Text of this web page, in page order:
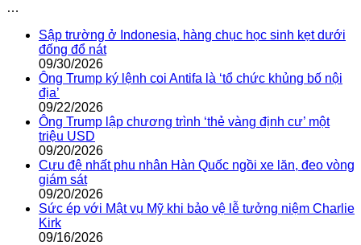
…
Sập trường ở Indonesia, hàng chục học sinh kẹt dưới
đống đổ nát
09/30/2026
Ông Trump ký lệnh coi Antifa là ‘tổ chức khủng bố nội
địa’
09/22/2026
Ông Trump lập chương trình ‘thẻ vàng định cư’ một
triệu USD
09/20/2026
Cựu đệ nhất phu nhân Hàn Quốc ngồi xe lăn, đeo vòng
giám sát
09/20/2026
Sức ép với Mật vụ Mỹ khi bảo vệ lễ tưởng niệm Charlie
Kirk
09/16/2026